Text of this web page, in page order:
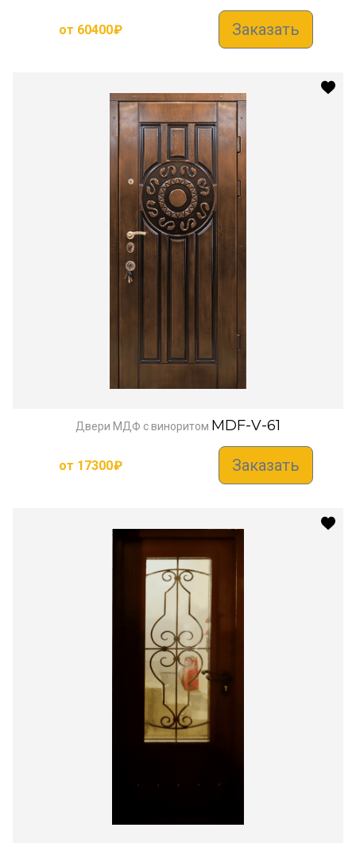
от 60400₽ Заказать
Двери МДФ с виноритом MDF-V-61
от 17300₽ Заказать